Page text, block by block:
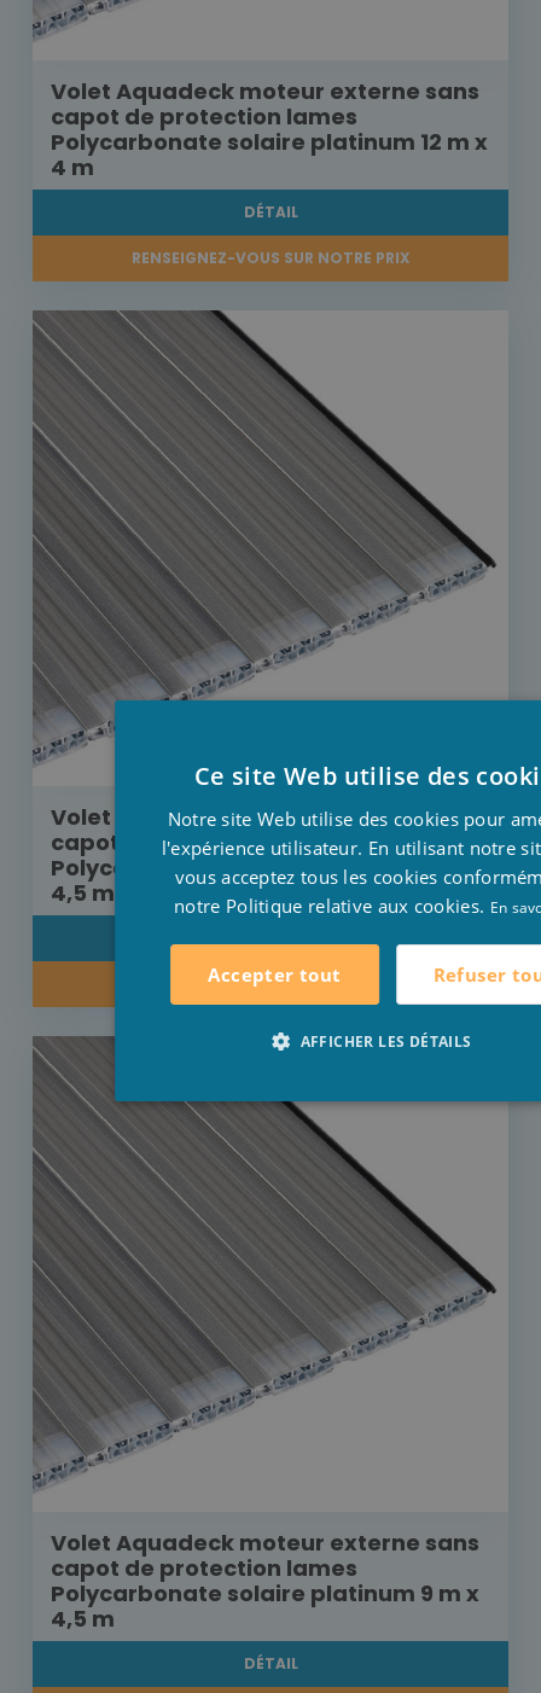
Volet Aquadeck moteur externe sans
capot de protection lames
Polycarbonate solaire platinum 12 m x
4 m
DÉTAIL
RENSEIGNEZ-VOUS SUR NOTRE PRIX
Volet Aquadeck moteur externe sans
capot de protection lames
Polycarbonate solaire platinum 8 m x
4,5 m
RENSEIGNEZ-VOUS SUR NOTRE PRIX
Volet Aquadeck moteur externe sans
capot de protection lames
Polycarbonate solaire platinum 9 m x
4,5 m
DÉTAIL
Ce site Web utilise des
Notre site Web utilise des cookies pour
l'expérience utilisateur. En utilisant notre
vous acceptez tous les cookies
notre Politique relative aux cookies. En
Accepter tout Refuser
AFFICHER LES DÉTAILS